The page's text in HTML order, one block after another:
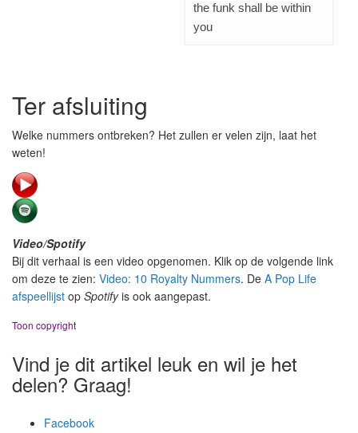
the funk shall be within
you
Ter afsluiting
Welke nummers ontbreken? Het zullen er velen zijn, laat het
weten!
Video/Spotify
Bij dit verhaal is een video opgenomen. Klik op de volgende link
om deze te zien: Video: 10 Royalty Nummers. De A Pop Life
afspeellijst op Spotifyis ook aangepast.
Toon copyright
Vind je dit artikel leuk en wil je het
delen? Graag!
Facebook